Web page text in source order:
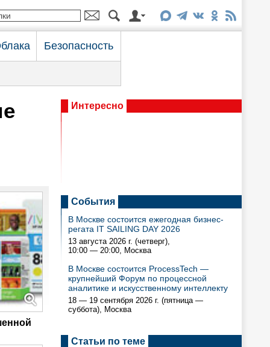
Безопасность
Интересно
События
В Москве состоится ежегодная бизнес-
регата IT SAILING DAY 2026
13 августа 2026 г. (четверг),
10:00 — 20:00, Москва
В Москве состоится ProcessTech —
крупнейший Форум по процессной
аналитике и искусственному интеллекту
18 — 19 сентября 2026 г. (пятница —
суббота), Москва
Статьи по теме